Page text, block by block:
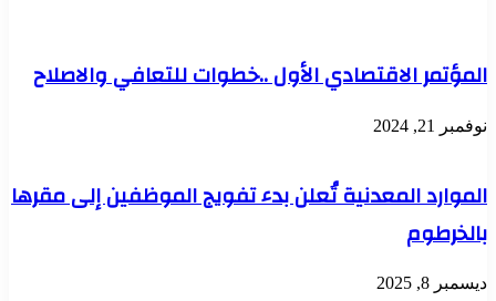
المؤتمر الاقتصادي الأول ..خطوات للتعافي والاصلاح
نوفمبر 21, 2024
الموارد المعدنية تُعلن بدء تفويج الموظفين إلى مقرها
بالخرطوم
ديسمبر 8, 2025